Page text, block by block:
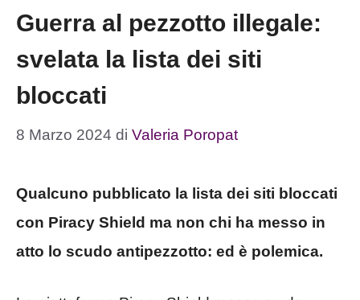
Guerra al pezzotto illegale:
svelata la lista dei siti
bloccati
8 Marzo 2024 di Valeria Poropat
Qualcuno pubblicato la lista dei siti bloccati
con Piracy Shield ma non chi ha messo in
atto lo scudo antipezzotto: ed è polemica.